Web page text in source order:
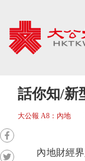
話你知/新
大公報 A8：內地
內地財經界